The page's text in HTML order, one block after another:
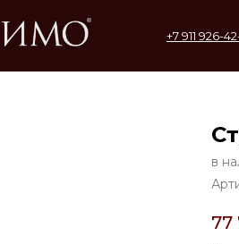
+7 911 926-
в
77